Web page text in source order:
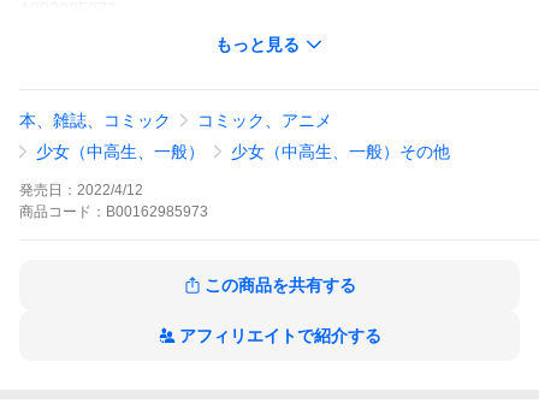
ミランダ・リー
クインコミックス
フィオーナはシドニーの人気ウエディングコーディネーター。あ
る日、大富豪のキャスリンから息子の結婚式を演出してほしいと
頼まれた。が、息子フィリップとは10年前に結婚していたフィオ
ーナの元夫。なのにキャスリンは目の前のフィオーナが元嫁だと
気づきもしないのだ。複雑な思いを抱えながらも仕事をひき受け
ウエディング・ナイト (分冊版)の作品をもっと見る
もっと見る
本、雑誌、コミック
コミック、アニメ
少女（中高生、一般）
少女（中高生、一般）その他
発売日： 2022/4/12
商品 コード： B00162985973
この商品を共有する
アフィリエイトで紹介する